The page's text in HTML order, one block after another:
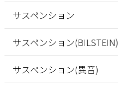
サスペンション
サスペンション(BILSTEIN)
サスペンション(異音)